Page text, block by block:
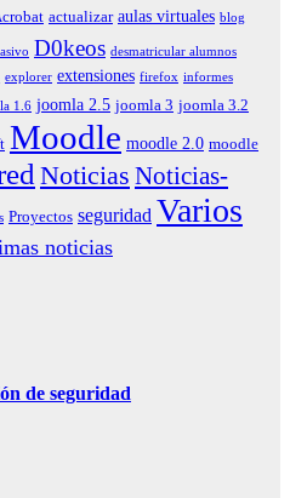
actualizar aulas virtuales blog
D0keos desmatricular alumnos
explorer extensiones firefox informes
1.6 joomla 2.5 joomla 3 joomla 3.2
Moodle moodle 2.0 moodle
Noticias Noticias-
Proyectos seguridad Varios
noticias
de seguridad